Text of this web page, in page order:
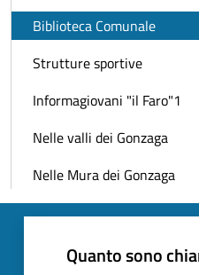
Biblioteca Comunale
Strutture sportive
Informagiovani "il Faro"1
Nelle valli dei Gonzaga
Nelle Mura dei Gonzaga
Quanto sono